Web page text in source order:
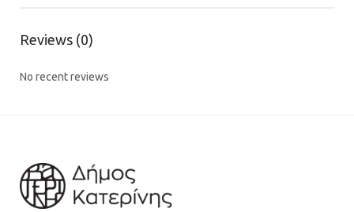
Reviews (0)
No recent reviews